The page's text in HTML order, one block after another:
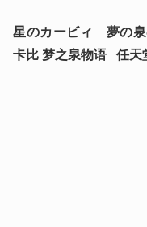
星のカービィ　夢の
卡比 梦之泉物语   任天